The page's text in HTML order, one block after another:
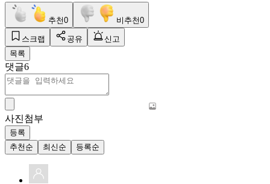
추천0 비추천0
스크랩 공유
신고
목록
댓글6
사진첨부
등록
추천순
최신순 등록순